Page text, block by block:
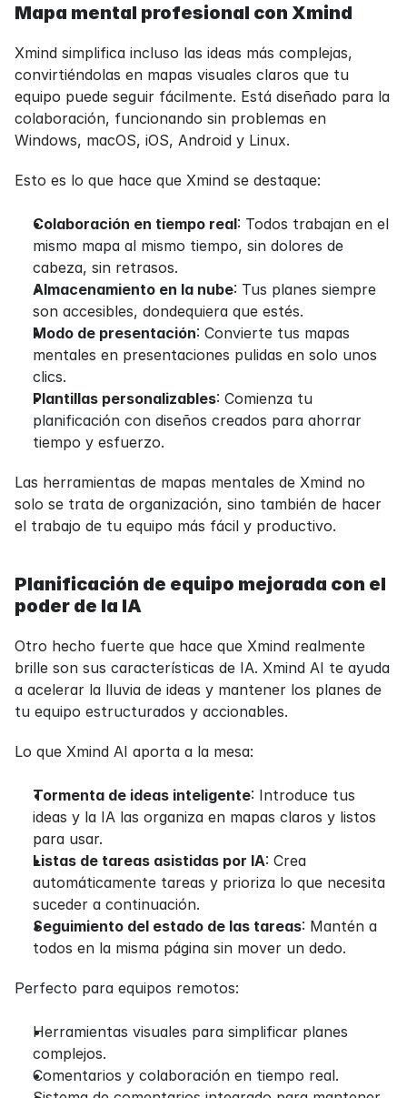
Mapa mental profesional con Xmind
Xmind simplifica incluso las ideas más complejas,
convirtiéndolas en mapas visuales claros que tu
equipo puede seguir fácilmente. Está diseñado para la
colaboración, funcionando sin problemas en
Windows, macOS, iOS, Android y Linux.
Esto es lo que hace que Xmind se destaque:
Colaboración en tiempo real: Todos trabajan en el
mismo mapa al mismo tiempo, sin dolores de
cabeza, sin retrasos.
Almacenamiento en la nube: Tus planes siempre
son accesibles, dondequiera que estés.
Modo de presentación: Convierte tus mapas
mentales en presentaciones pulidas en solo unos
clics.
Plantillas personalizables: Comienza tu
planificación con diseños creados para ahorrar
tiempo y esfuerzo.
Las herramientas de mapas mentales de Xmind no
solo se trata de organización, sino también de hacer
el trabajo de tu equipo más fácil y productivo.
Planificación de equipo mejorada con el
poder de la IA
Otro hecho fuerte que hace que Xmind realmente
brille son sus características de IA. Xmind AI te ayuda
a acelerar la lluvia de ideas y mantener los planes de
tu equipo estructurados y accionables.
Lo que Xmind AI aporta a la mesa:
Tormenta de ideas inteligente: Introduce tus
ideas y la IA las organiza en mapas claros y listos
para usar.
Listas de tareas asistidas por IA: Crea
automáticamente tareas y prioriza lo que necesita
suceder a continuación.
Seguimiento del estado de las tareas: Mantén a
todos en la misma página sin mover un dedo.
Perfecto para equipos remotos:
Herramientas visuales para simplificar planes
complejos.
Comentarios y colaboración en tiempo real.